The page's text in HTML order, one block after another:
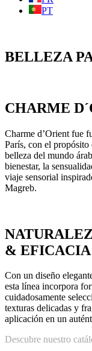
PT
BELLEZA
CHARME
Charme d’Orient fue
París, con el
belleza del mundo
bienestar, la
viaje sensorial
Magreb.
& EFICACIA
Con un diseño
esta línea incorpora
cuidadosamente
texturas delicadas y
aplicación en un
Descubre nuestro